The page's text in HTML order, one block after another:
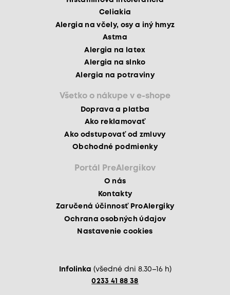
Celiakia
Alergia na včely, osy a iný hmyz
Astma
Alergia na latex
Alergia na slnko
Alergia na potraviny
Všetko o nákupe v e-shope
Doprava a platba
Ako reklamovať
Ako odstupovať od zmluvy
Obchodné podmienky
Portál PreAlergikov
O nás
Kontakty
Zaručená účinnosť ProAlergiky
Ochrana osobných údajov
Nastavenie cookies
Infolinka (všedné dni 8.30–16 h)
0233 41 88 38